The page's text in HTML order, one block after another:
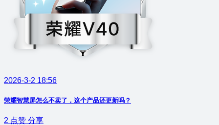
2026-3-2 18:56
荣耀智慧屏怎么不卖了，这个产品还更新吗？
2 点赞 分享